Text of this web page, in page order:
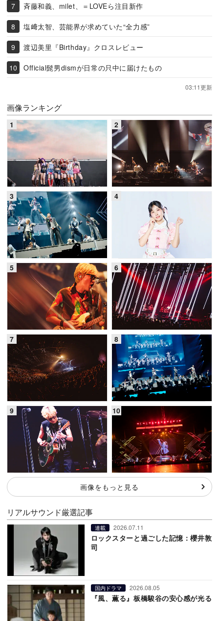
斉藤和義、milet、＝LOVEら注目新作
塩﨑太智、芸能界が求めていた“全力感”
渡辺美里『Birthday』クロスレビュー
Official髭男dismが日常の只中に届けたもの
03:11更新
画像ランキング
画像をもっと見る
リアルサウンド厳選記事
連載 2026.07.11
ロックスターと過ごした記憶：櫻井敦
司
国内ドラマ 2026.08.05
『風、薫る』板橋駿谷の安心感が光る